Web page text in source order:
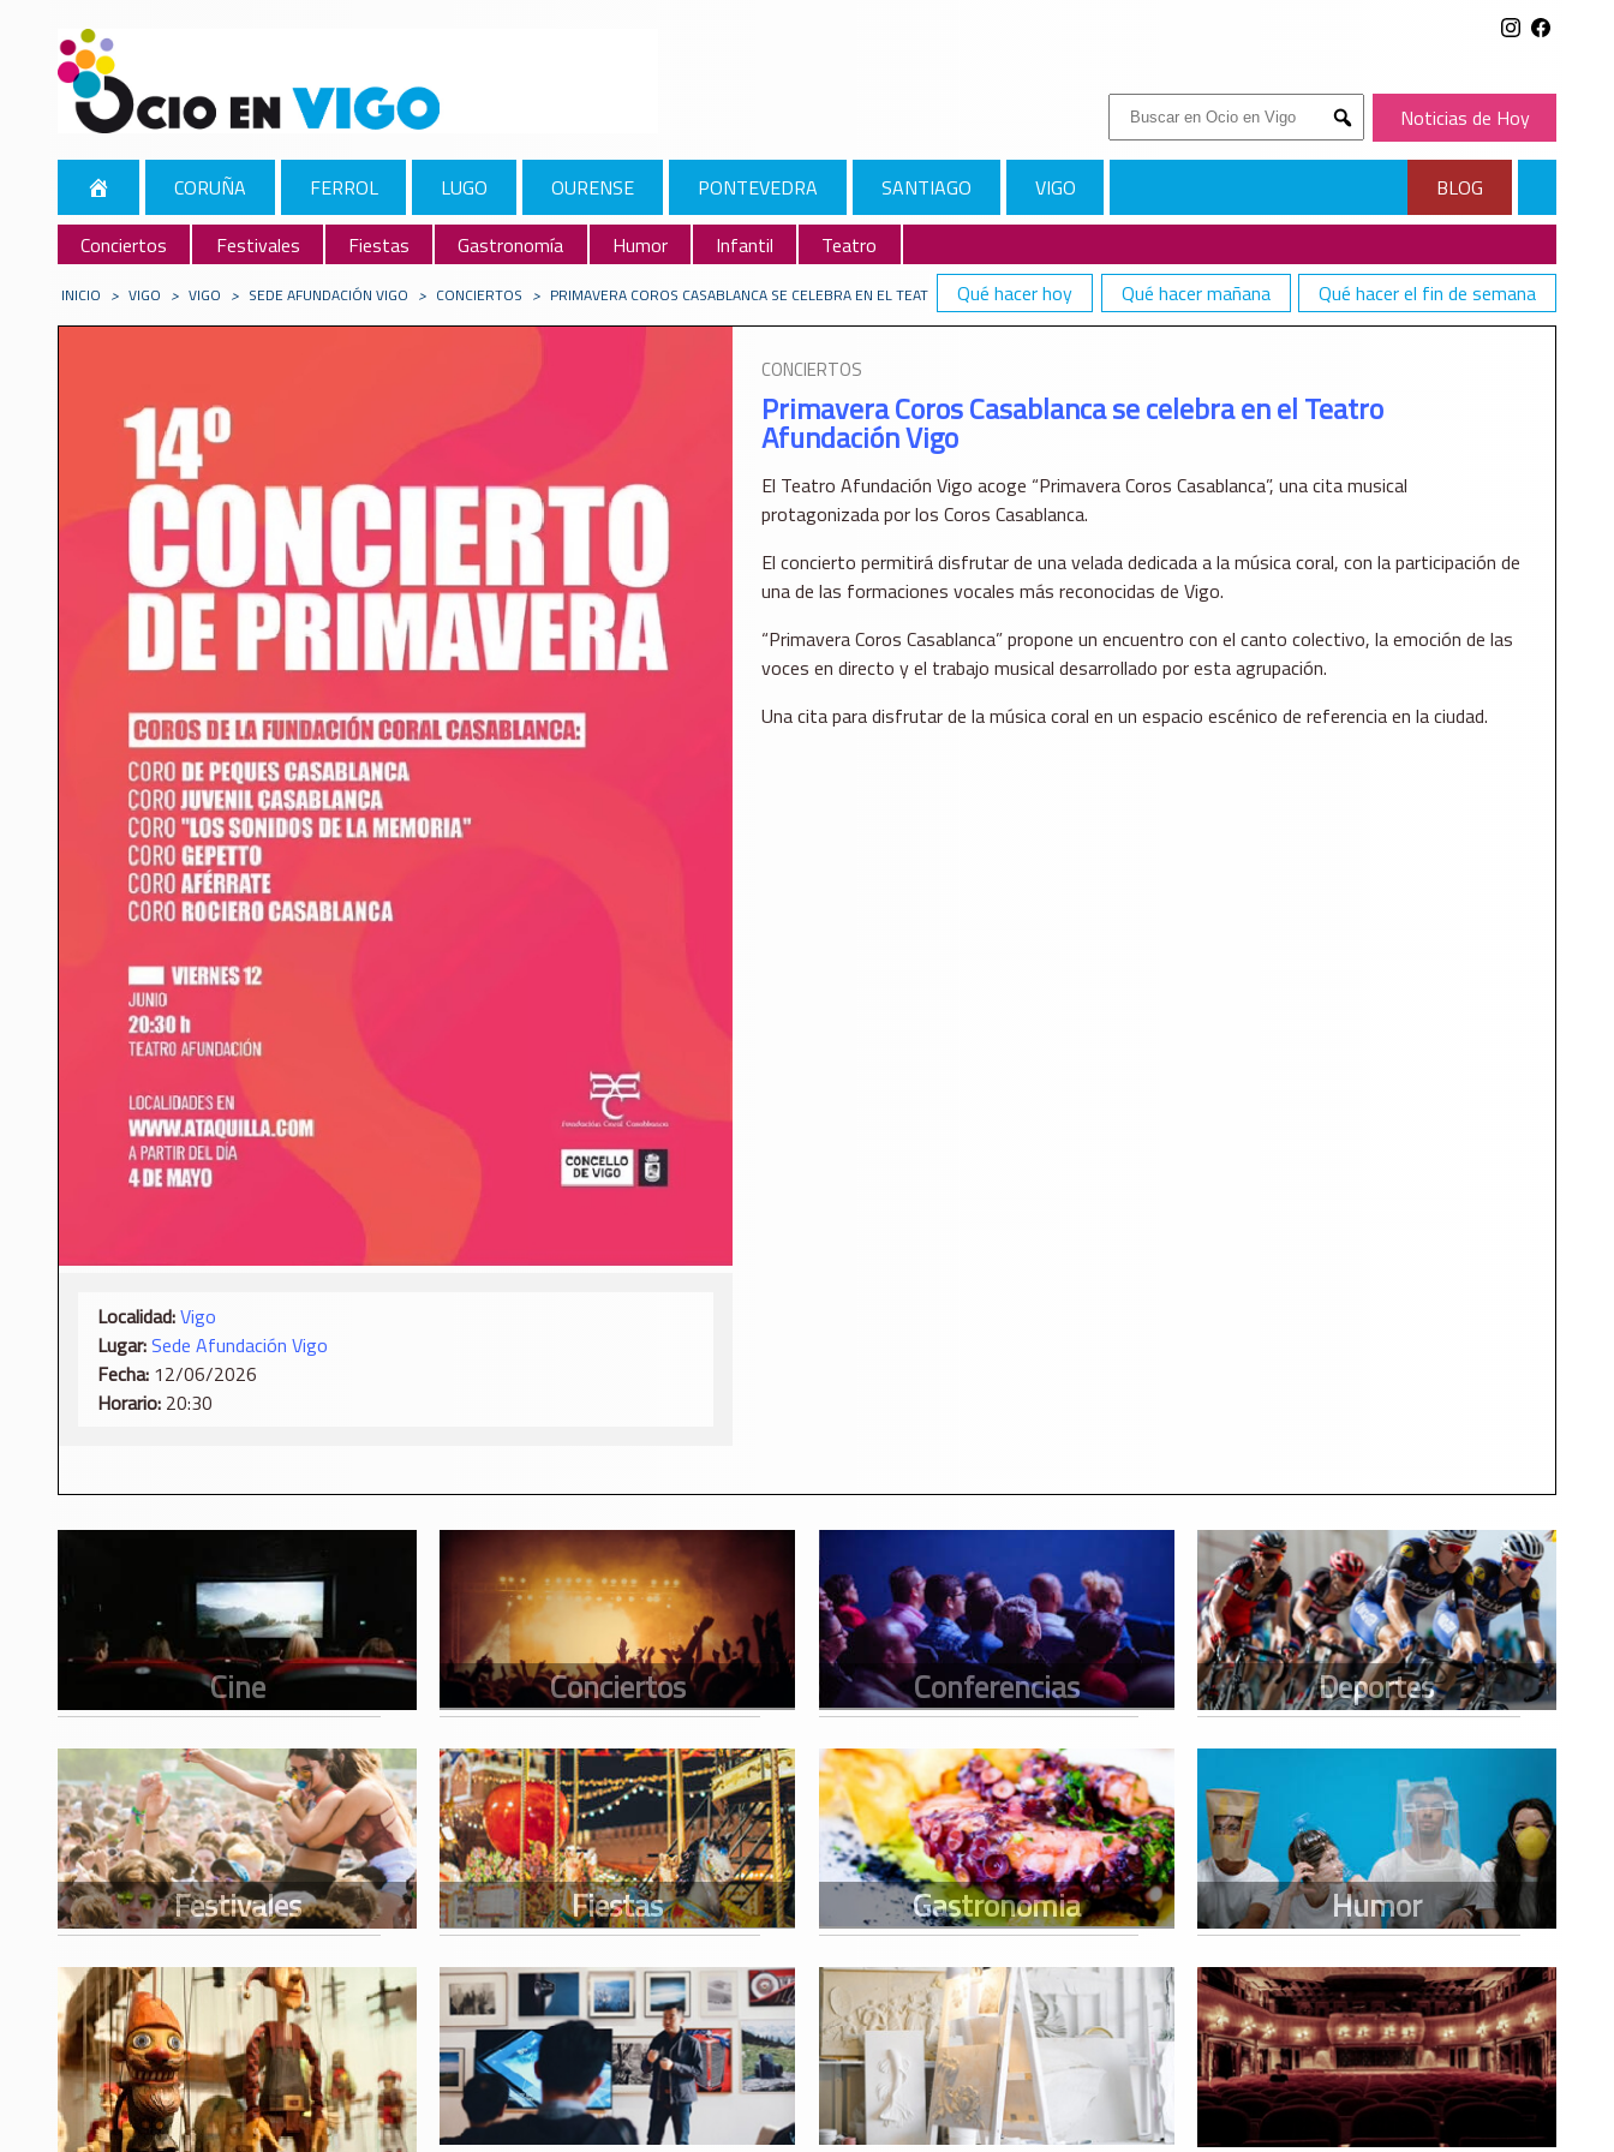
Buscar:
Submit
Noticias de Hoy
CORUÑA FERROL LUGO OURENSE PONTEVEDRA SANTIAGO VIGO
BLOG
Conciertos
Festivales Fiestas Gastronomía Humor Infantil
Teatro
Qué hacer hoy
Qué hacer mañana Qué hacer el fin de semana
INICIO > VIGO > VIGO > SEDE AFUNDACIÓN VIGO > CONCIERTOS > PRIMAVERA COROS CASABLANCA SE CELEBRA EN EL TEATRO AFUNDACIÓN VIGO
Localidad:Vigo
Lugar:Sede Afundación Vigo
Fecha: 12/06/2026
Horario: 20:30
CONCIERTOS
Primavera Coros Casablanca se celebra en el Teatro
Afundación Vigo
El Teatro Afundación Vigo acoge “Primavera Coros Casablanca”, una cita musical
protagonizada por los Coros Casablanca.
El concierto permitirá disfrutar de una velada dedicada a la música coral, con la participación de
una de las formaciones vocales más reconocidas de Vigo.
“Primavera Coros Casablanca” propone un encuentro con el canto colectivo, la emoción de las
voces en directo y el trabajo musical desarrollado por esta agrupación.
Una cita para disfrutar de la música coral en un espacio escénico de referencia en la ciudad.